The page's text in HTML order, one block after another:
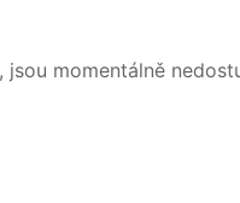
momentálně